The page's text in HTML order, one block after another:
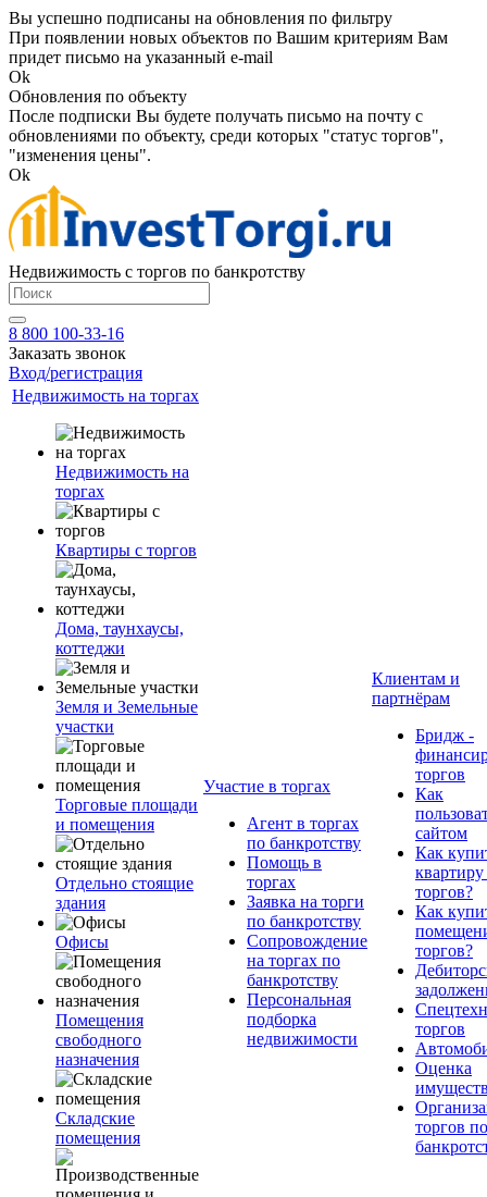
Вы успешно подписаны на обновления по фильтру
При появлении новых объектов по Вашим критериям Вам
придет письмо на указанный e-mail
Ok
Обновления по объекту
После подписки Вы будете получать письмо на почту с
обновлениями по объекту, среди которых "статус торгов",
"изменения цены".
Ok
Недвижимость с торгов по банкротству
8 800 100-33-16
Заказать звонок
Вход/регистрация
Недвижимость на торгах
Недвижимость на
торгах
Квартиры с торгов
Дома, таунхаусы,
коттеджи
Земля и Земельные
участки
Торговые площади
и помещения
Отдельно стоящие
здания
Офисы
Помещения
свободного
назначения
Складские
помещения
Участие в торгах
Агент в торгах
по банкротству
Помощь в
торгах
Заявка на торги
по банкротству
Сопровождение
на торгах по
банкротству
Персональная
подборка
недвижимости
Клиентам и
партнёрам
Бридж -
торгов
Как
сайтом
Как
квартиру
торгов?
Как
торгов?
торгов
Оценка
торгов по